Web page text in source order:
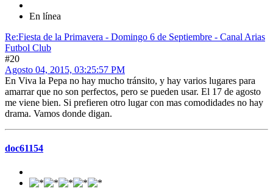
En línea
Re:Fiesta de la Primavera - Domingo 6 de Septiembre - Canal Arias
Futbol Club
#20
Agosto 04, 2015, 03:25:57 PM
En Viva la Pepa no hay mucho tránsito, y hay varios lugares para
amarrar que no son perfectos, pero se pueden usar. El 17 de agosto
me viene bien. Si prefieren otro lugar con mas comodidades no hay
drama. Vamos donde digan.
doc61154